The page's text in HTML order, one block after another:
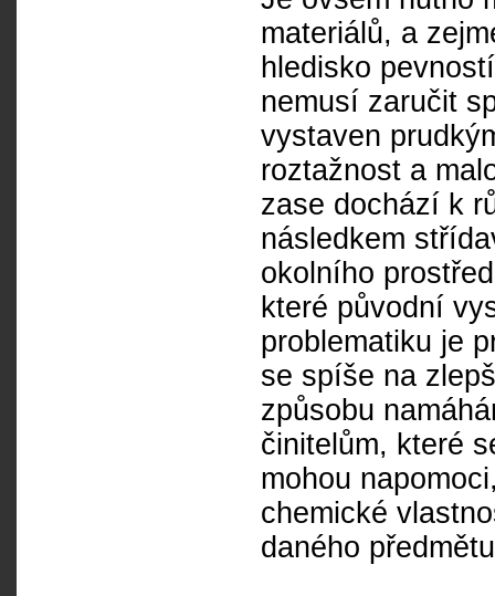
materiálů, a
hledisko
nemusí zaručit
vystaven
roztažnost a
zase dochází k
následkem
okolního
které původní
problematiku je
se spíše na
způsobu
činitelům, které
mohou
chemické
daného